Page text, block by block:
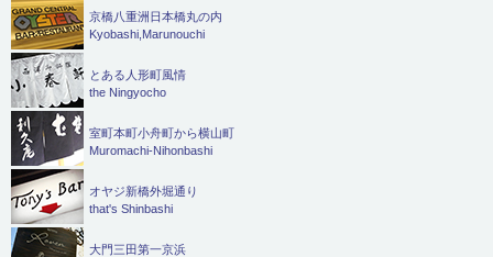
京橋八重洲日本橋丸の内
Kyobashi,Marunouchi
とある人形町風情
the Ningyocho
室町本町小舟町から横山町
Muromachi-Nihonbashi
オヤジ新橋外堀通り
that's Shinbashi
大門三田第一京浜